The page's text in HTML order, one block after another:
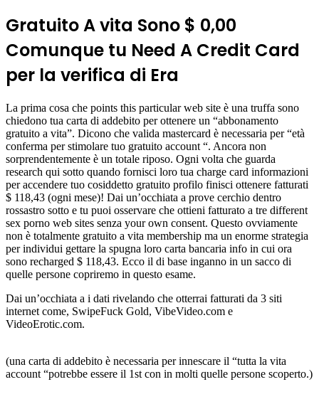
Gratuito A vita Sono $ 0,00
Comunque tu Need A Credit Card
per la verifica di Era
La prima cosa che points this particular web site è una truffa sono
chiedono tua carta di addebito per ottenere un “abbonamento
gratuito a vita”. Dicono che valida mastercard è necessaria per “età
conferma per stimolare tuo gratuito account “. Ancora non
sorprendentemente è un totale riposo. Ogni volta che guarda
research qui sotto quando fornisci loro tua charge card informazioni
per accendere tuo cosiddetto gratuito profilo finisci ottenere fatturati
$ 118,43 (ogni mese)! Dai un’occhiata a prove cerchio dentro
rossastro sotto e tu puoi osservare che ottieni fatturato a tre different
sex porno web sites senza your own consent. Questo ovviamente
non è totalmente gratuito a vita membership ma un enorme strategia
per individui gettare la spugna loro carta bancaria info in cui ora
sono recharged $ 118,43. Ecco il di base inganno in un sacco di
quelle persone copriremo in questo esame.
Dai un’occhiata a i dati rivelando che otterrai fatturati da 3 siti
internet come, SwipeFuck Gold, VibeVideo.com e
VideoErotic.com.
(una carta di addebito è necessaria per innescare il “tutta la vita
account “potrebbe essere il 1st con in molti quelle persone scoperto.)